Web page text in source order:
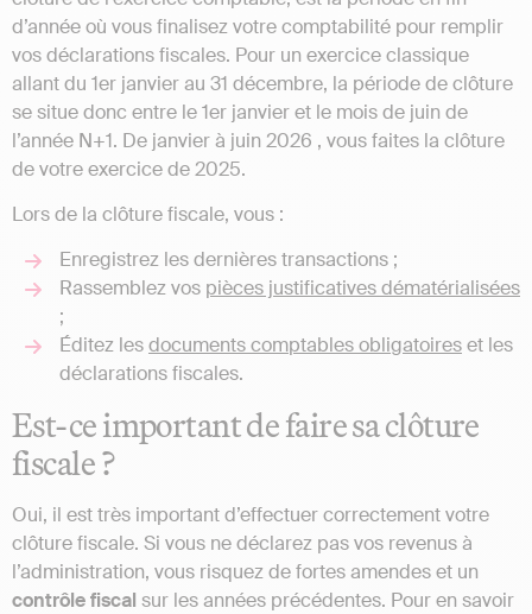
d’année où vous finalisez votre comptabilité pour remplir
vos déclarations fiscales. Pour un exercice classique
allant du 1er janvier au 31 décembre, la période de clôture
se situe donc entre le 1er janvier et le mois de juin de
l’année N+1. De janvier à juin 2026 , vous faites la clôture
de votre exercice de 2025.
Lors de la clôture fiscale, vous :
Enregistrez les dernières transactions ;
Rassemblez vos pièces justificatives dématérialisées
;
Éditez lesdocuments comptables obligatoireset les
déclarations fiscales.
Est-ce important de faire sa clôture
fiscale ?
Oui, il est très important d’effectuer correctement votre
clôture fiscale. Si vous ne déclarez pas vos revenus à
l’administration, vous risquez de fortes amendes et un
contrôle fiscal sur les années précédentes. Pour en savoir